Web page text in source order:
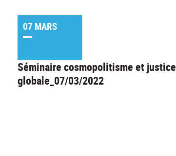
07 MARS
Séminaire cosmopolitisme et justice
globale_07/03/2022